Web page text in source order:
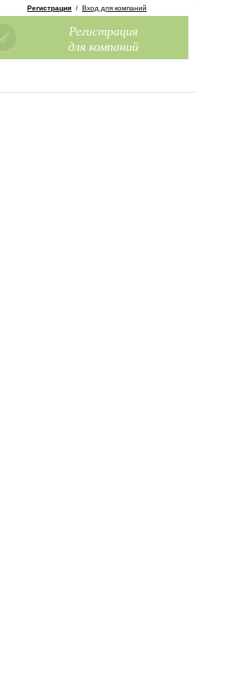
Регистрация / Вход для компаний
Регистрация
для компаний